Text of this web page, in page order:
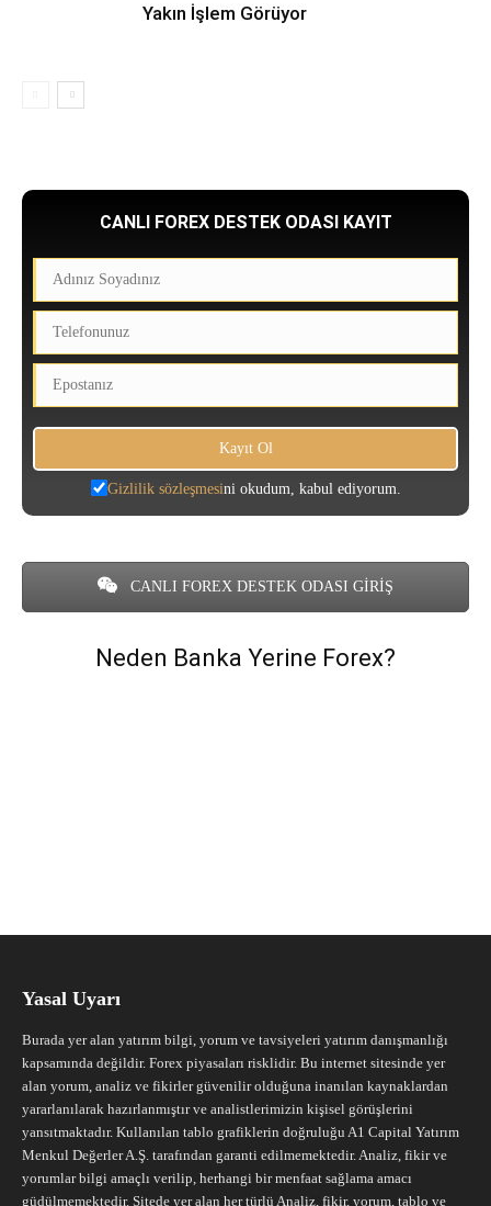
Yakın İşlem Görüyor
CANLI FOREX DESTEK ODASI KAYIT
Gizlilik sözleşmesini okudum, kabul ediyorum.
CANLI FOREX DESTEK ODASI GİRİŞ
Neden Banka Yerine Forex?
Yasal Uyarı
Burada yer alan yatırım bilgi, yorum ve tavsiyeleri yatırım danışmanlığı
kapsamında değildir. Forex piyasaları risklidir. Bu internet sitesinde yer
alan yorum, analiz ve fikirler güvenilir olduğuna inanılan kaynaklardan
yararlanılarak hazırlanmıştır ve analistlerimizin kişisel görüşlerini
yansıtmaktadır. Kullanılan tablo grafiklerin doğruluğu A1 Capital Yatırım
Menkul Değerler A.Ş. tarafından garanti edilmemektedir. Analiz, fikir ve
yorumlar bilgi amaçlı verilip, herhangi bir menfaat sağlama amacı
güdülmemektedir. Sitede yer alan her türlü Analiz, fikir, yorum, tablo ve